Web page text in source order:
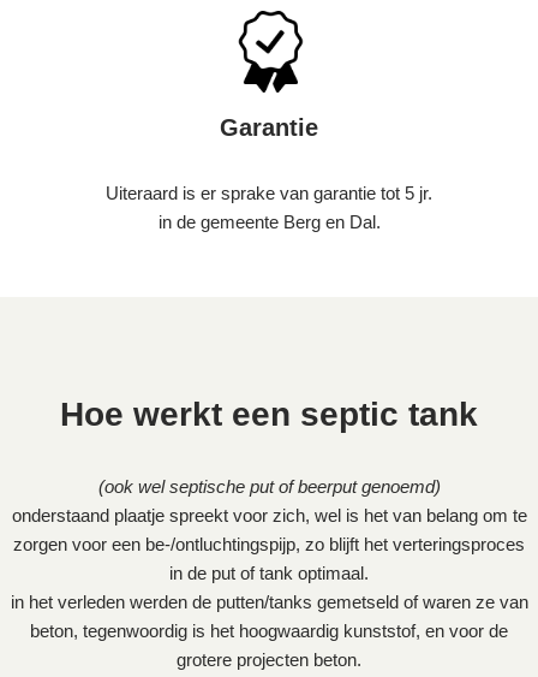
Garantie
Uiteraard is er sprake van garantie tot 5 jr.
in de gemeente Berg en Dal.
Hoe werkt een septic tank
(ook wel septische put of beerput genoemd)
onderstaand plaatje spreekt voor zich, wel is het van belang om te
zorgen voor een be-/ontluchtingspijp, zo blijft het verteringsproces
in de put of tank optimaal.
in het verleden werden de putten/tanks gemetseld of waren ze van
beton, tegenwoordig is het hoogwaardig kunststof, en voor de
grotere projecten beton.